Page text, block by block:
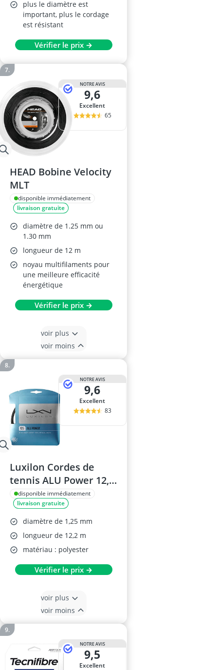
plus le diamètre est
important, plus le cordage
est résistant
Vérifier le prix →
NOTRE AVIS
9,6
Excellent
65
HEAD Bobine Velocity
MLT
disponible immédiatement
livraison gratuite
diamètre de 1.25 mm ou
1.30 mm
longueur de 12 m
noyau multifilaments pour
une meilleure efficacité
énergétique
Vérifier le prix →
voir plus
voir moins
NOTRE AVIS
9,6
Excellent
83
Luxilon Cordes de
tennis ALU Power 12,2
mdisponible immédiatement
livraison gratuite
diamètre de 1,25 mm
longueur de 12,2 m
matériau : polyester
Vérifier le prix →
voir plus
voir moins
NOTRE AVIS
9,5
Excellent